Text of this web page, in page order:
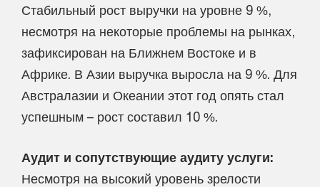
Стабильный рост выручки на уровне 9 %,
несмотря на некоторые проблемы на рынках,
зафиксирован на Ближнем Востоке и в
Африке. В Азии выручка выросла на 9 %. Для
Австралазии и Океании этот год опять стал
успешным – рост составил 10 %.
Аудит и сопутствующие аудиту услуги:
Несмотря на высокий уровень зрелости